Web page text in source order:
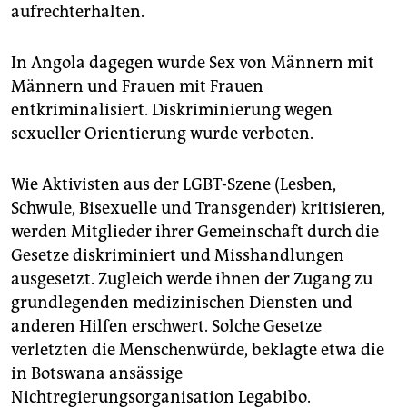
aufrechterhalten.
In Angola dagegen wurde Sex von Männern mit
Männern und Frauen mit Frauen
entkriminalisiert. Diskriminierung wegen
sexueller Orientierung wurde verboten.
Wie Aktivisten aus der LGBT-Szene (Lesben,
Schwule, Bisexuelle und Transgender) kritisieren,
werden Mitglieder ihrer Gemeinschaft durch die
Gesetze diskriminiert und Misshandlungen
ausgesetzt. Zugleich werde ihnen der Zugang zu
grundlegenden medizinischen Diensten und
anderen Hilfen erschwert. Solche Gesetze
verletzten die Menschenwürde, beklagte etwa die
in Botswana ansässige
Nichtregierungsorganisation Legabibo.